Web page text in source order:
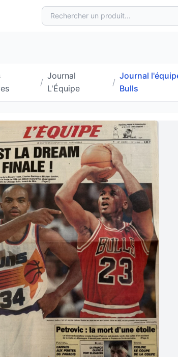
/
Journal
L'Équipe
/
Journal
Bulls